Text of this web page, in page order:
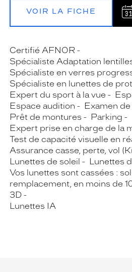
VOIR LA FICHE
Certifié AFNOR
Spécialiste Adaptation
Spécialiste en verres
Spécialiste en lunettes de
Expert du sport à la vue
Espace audition
Examen de
Prêt de montures
Parking
Expert prise en charge de la
Test de capacité visuelle en
Assurance casse, perte, vol
Lunettes de soleil
Lunettes
Vos lunettes sont cassées :
remplacement, en moins de
3D
Lunettes IA